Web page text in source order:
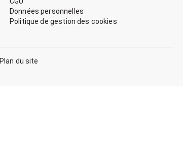
Données personnelles
Politique de gestion des cookies
Plan du site